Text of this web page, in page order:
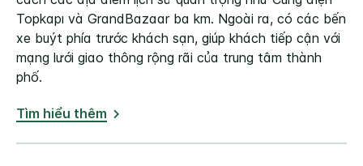
Topkapı và GrandBazaar ba km. Ngoài ra, có các bến
xe buýt phía trước khách sạn, giúp khách tiếp cận với
mạng lưới giao thông rộng rãi của trung tâm thành
phố.
Tìm hiểu thêm